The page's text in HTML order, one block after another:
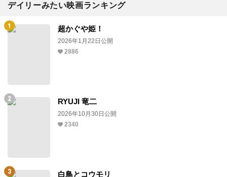
デイリーみたい映画ランキング
超かぐや姫！
2026年1月22日公開
2886
RYUJI 竜二
2026年10月30日公開
2340
白鳥とコウモリ